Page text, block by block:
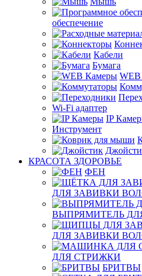
обеспечение
Кабели
Бумага
Wi-Fi адаптер
IP
Инструмент
КРАСОТА ЗДОРОВЬЕ
ФЕН
ДЛЯ ЗАВИВКИ
ВЫПРЯМИТЕЛЬ
ДЛЯ ЗАВИВКИ
ДЛЯ СТРИЖКИ
БРИТВЫ